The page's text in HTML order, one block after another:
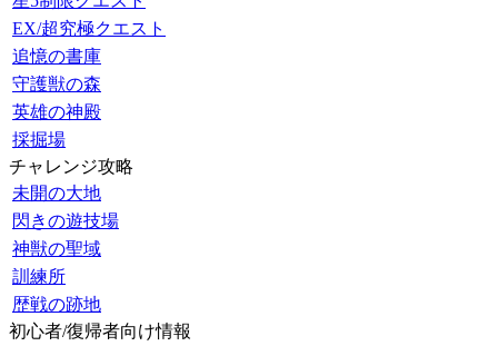
EX/超究極クエスト
追憶の書庫
守護獣の森
英雄の神殿
採掘場
チャレンジ攻略
未開の大地
閃きの遊技場
神獣の聖域
訓練所
歴戦の跡地
初心者/復帰者向け情報